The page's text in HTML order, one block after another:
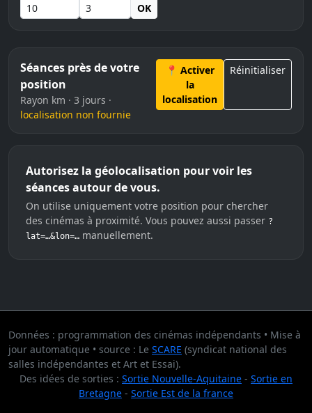
OK
Séances près de votre
position
Rayon km · 3 jours ·
localisation non fournie
📍 Activer
la
localisation
Réinitialiser
Autorisez la géolocalisation pour voir les
séances autour de vous.
On utilise uniquement votre position pour chercher
des cinémas à proximité. Vous pouvez aussi passer ?
lat=…&lon=… manuellement.
Données : programmation des cinémas indépendants • Mise à
jour automatique • source : Le SCARE (syndicat national des
salles indépendantes et Art et Essai).
Des idées de sorties : Sortie Nouvelle-Aquitaine - Sortie en
Bretagne - Sortie Est de la france